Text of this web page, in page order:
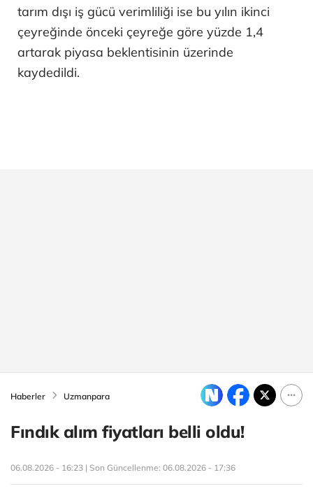
tarım dışı iş gücü verimliliği ise bu yılın ikinci
çeyreğinde önceki çeyreğe göre yüzde 1,4
artarak piyasa beklentisinin üzerinde
kaydedildi.
Haberler Uzmanpara
Fındık alım fiyatları belli oldu!
06.08.2026 - 16:23 | Son Güncellenme: 06.08.2026 - 17:36